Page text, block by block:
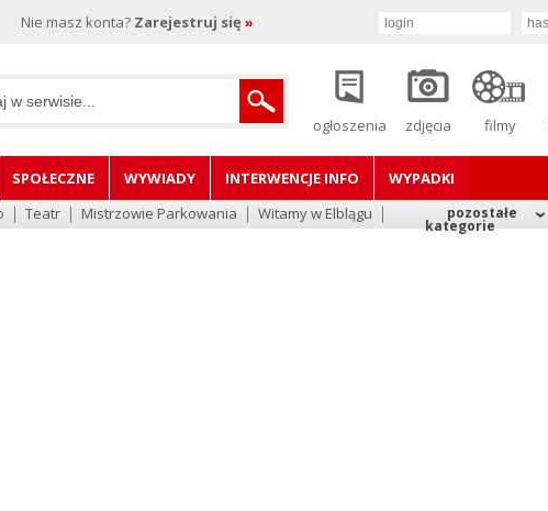
Nie masz konta? Zarejestruj się »
ogłoszenia zdjęcia filmy
SPOŁECZNE WYWIADY INTERWENCJE INFO
WYPADKI
Teatr Mistrzowie Parkowania Witamy w Elblągu pozostałe
kategorie